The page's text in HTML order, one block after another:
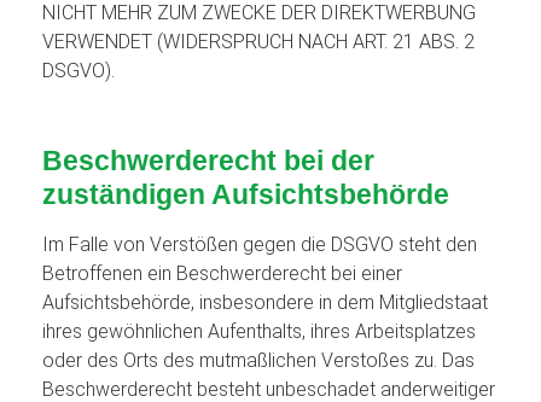
NICHT MEHR ZUM ZWECKE DER DIREKTWERBUNG
VERWENDET (WIDERSPRUCH NACH ART. 21 ABS. 2
DSGVO).
Beschwerde­recht bei der
zuständigen Aufsichts­behörde
Im Falle von Verstößen gegen die DSGVO steht den
Betroffenen ein Beschwerderecht bei einer
Aufsichtsbehörde, insbesondere in dem Mitgliedstaat
ihres gewöhnlichen Aufenthalts, ihres Arbeitsplatzes
oder des Orts des mutmaßlichen Verstoßes zu. Das
Beschwerderecht besteht unbeschadet anderweitiger